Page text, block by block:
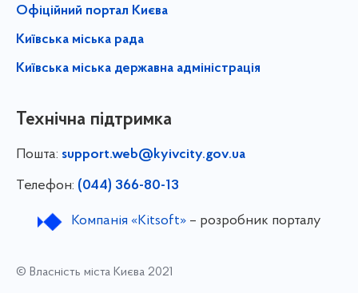
Офіційний портал Києва
Київська міська рада
Київська міська державна адміністрація
Технічна підтримка
Пошта: support.web@kyivcity.gov.ua
Телефон: (044) 366-80-13
Компанія «Kitsoft»– розробник порталу
© Власність міста Києва 2021